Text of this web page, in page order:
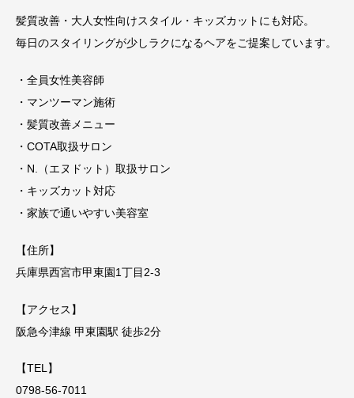
髪質改善・大人女性向けスタイル・キッズカットにも対応。
毎日のスタイリングが少しラクになるヘアをご提案しています。
・全員女性美容師
・マンツーマン施術
・髪質改善メニュー
・COTA取扱サロン
・N.（エヌドット）取扱サロン
・キッズカット対応
・家族で通いやすい美容室
【住所】
兵庫県西宮市甲東園1丁目2-3
【アクセス】
阪急今津線 甲東園駅 徒歩2分
【TEL】
0798-56-7011